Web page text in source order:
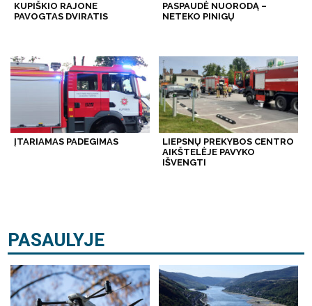
KUPIŠKIO RAJONE
PAVOGTAS DVIRATIS
PASPAUDĖ NUORODĄ –
NETEKO PINIGŲ
ĮTARIAMAS PADEGIMAS
LIEPSNŲ PREKYBOS CENTRO
AIKŠTELĖJE PAVYKO
IŠVENGTI
PASAULYJE